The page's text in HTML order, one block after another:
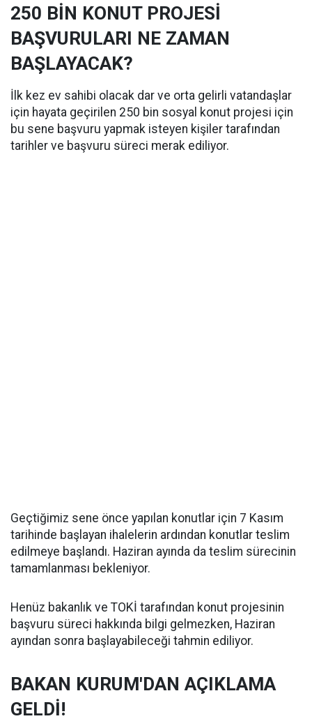
250 BİN KONUT PROJESİ
BAŞVURULARI NE ZAMAN
BAŞLAYACAK?
İlk kez ev sahibi olacak dar ve orta gelirli vatandaşlar
için hayata geçirilen 250 bin sosyal konut projesi için
bu sene başvuru yapmak isteyen kişiler tarafından
tarihler ve başvuru süreci merak ediliyor.
Geçtiğimiz sene önce yapılan konutlar için 7 Kasım
tarihinde başlayan ihalelerin ardından konutlar teslim
edilmeye başlandı. Haziran ayında da teslim sürecinin
tamamlanması bekleniyor.
Henüz bakanlık ve TOKİ tarafından konut projesinin
başvuru süreci hakkında bilgi gelmezken, Haziran
ayından sonra başlayabileceği tahmin ediliyor.
BAKAN KURUM'DAN AÇIKLAMA
GELDİ!